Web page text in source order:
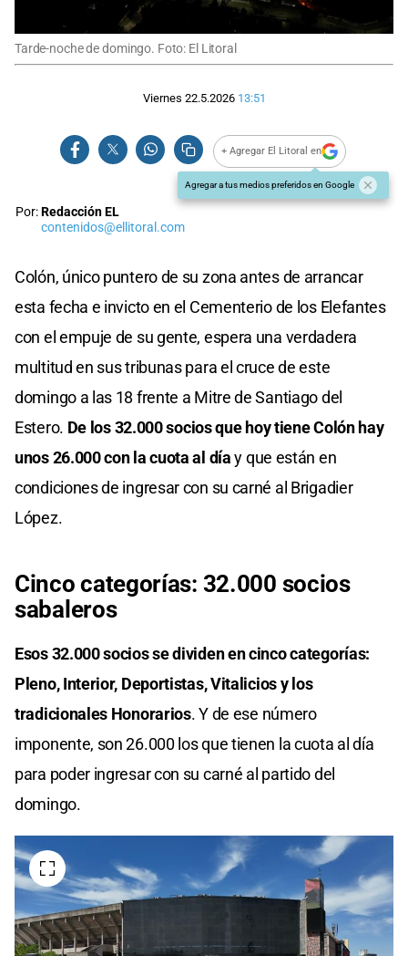
Tarde-noche de domingo. Foto: El Litoral
Viernes 22.5.2026 13:51
+ Agregar El Litoral en
Agregar a tus medios preferidos en Google
Por:Redacción EL
contenidos@ellitoral.com
Colón, único puntero de su zona antes de arrancar
esta fecha e invicto en el Cementerio de los Elefantes
con el empuje de su gente, espera una verdadera
multitud en sus tribunas para el cruce de este
domingo a las 18 frente a Mitre de Santiago del
Estero. De los 32.000 socios que hoy tiene Colón hay
unos 26.000 con la cuota al díay que están en
condiciones de ingresar con su carné al Brigadier
López.
Cinco categorías: 32.000 socios
sabaleros
Esos 32.000 socios se dividen en cinco categorías:
Pleno, Interior, Deportistas, Vitalicios y los
tradicionales Honorarios. Y de ese número
imponente, son 26.000 los que tienen la cuota al día
para poder ingresar con su carné al partido del
domingo.